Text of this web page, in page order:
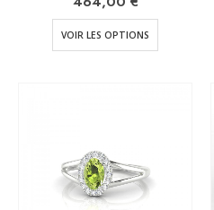
VOIR LES OPTIONS